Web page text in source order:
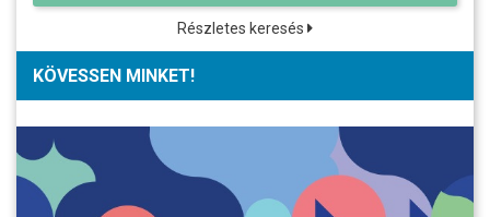
Részletes keresés
KÖVESSEN MINKET!